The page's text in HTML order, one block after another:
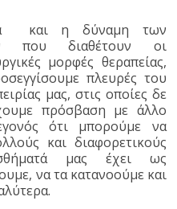
και η δύναμη των
που διαθέτουν οι
μορφές θεραπείας,
πλευρές του
μας, στις οποίες δε
πρόσβαση με άλλο
ότι μπορούμε να
και διαφορετικούς
μας έχει ως
να τα κατανοούμε και